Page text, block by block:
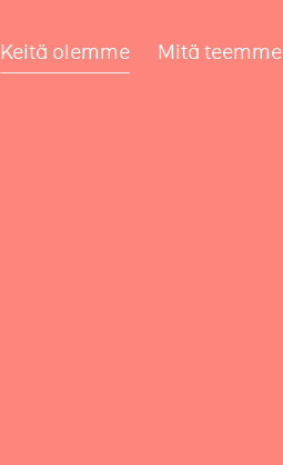
Keitä olemme Mitä teemme